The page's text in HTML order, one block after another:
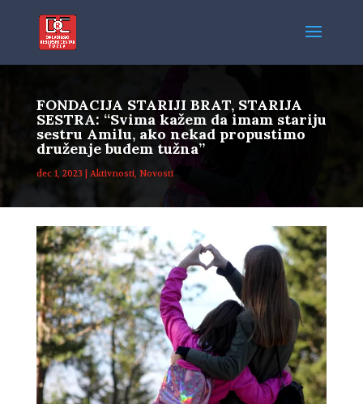
FONDACIJA STARIJI BRAT, STARIJA
SESTRA: “Svima kažem da imam stariju
sestru Amilu, ako nekad propustimo
druženje budem tužna”
dec 1, 2023 Aktivnosti, Novosti